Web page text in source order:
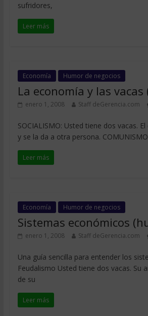
sufridores,
Leer más
Economía Humor de negocios
La economía y las
enero 1, 2008 Staff deGerencia.com
SOCIALISMO: Usted tiene dos vacas.
y se la da a otra persona.
Leer más
Economía Humor de negocios
Sistemas económicos
enero 1, 2008 Staff deGerencia.com
Una guía sencilla para entender los
Feudalismo Usted tiene dos vacas. Su
de su
Leer más